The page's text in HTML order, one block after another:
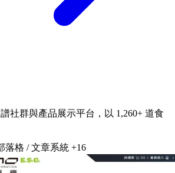
社群與產品展示平台，以 1,260+ 道食
落格 / 文章系統 +16